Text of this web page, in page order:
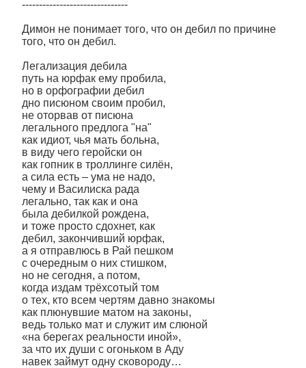
-------------------------------
Димон не понимает того, что он дебил по причине
того, что он дебил.
Легализация дебила
путь на юрфак ему пробила,
но в орфографии дебил
дно писюном своим пробил,
не оторвав от писюна
легального предлога "на"
как идиот, чья мать больна,
в виду чего геройски он
как гопник в троллинге силён,
а сила есть – ума не надо,
чему и Василиска рада
легально, так как и она
была дебилкой рождена,
и тоже просто сдохнет, как
дебил, закончивший юрфак,
а я отправлюсь в Рай пешком
с очередным о них стишком,
но не сегодня, а потом,
когда издам трёхсотый том
о тех, кто всем чертям давно знакомы
как плюнувшие матом на законы,
ведь только мат и служит им слюной
«на берегах реальности иной»,
за что их души с огоньком в Аду
навек займут одну сковороду…